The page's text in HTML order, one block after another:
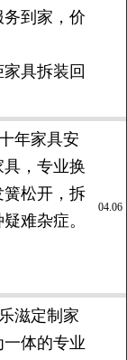
到家，价
具拆装回
年家具安
，专业换
松开，拆
难杂症。
04.06
滋定制家
体的专业